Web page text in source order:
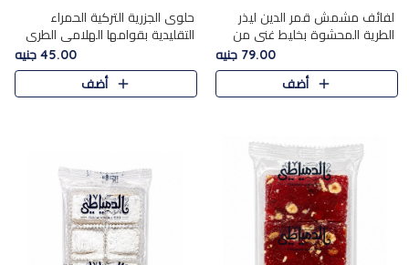
لفائف مشمش قمر الدين ليذر
الطرية المحشوة بخليط غني من
جوز الهند الأبيض والمكسرات
الفاخرة، يقدم المذاق الحلو
الطبيعي لقمر الدين و تجمع بين
79.00 جنيه
أضف
حلوى الجزرية التركية الحمراء
التقليدية بقوامها الهلامي الطري
ولونها الأحمر المميز، محشوة
بسخاء بالفول السوداني المحمص
لتمنحك توازنًا رائعًا ..
45.00 جنيه
أضف